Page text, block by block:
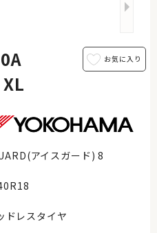
アイスガード) 8
ドレスタイヤ